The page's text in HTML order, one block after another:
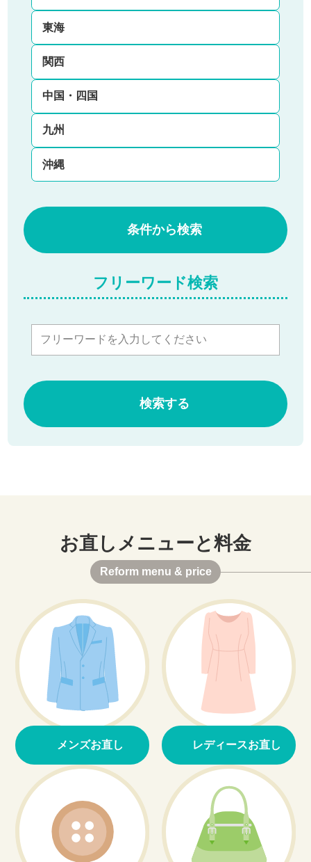
東海
関西
中国・四国
九州
沖縄
条件から検索
フリーワード検索
検索する
お直しメニューと料金
Reform menu & price
メンズお直し レディースお直し